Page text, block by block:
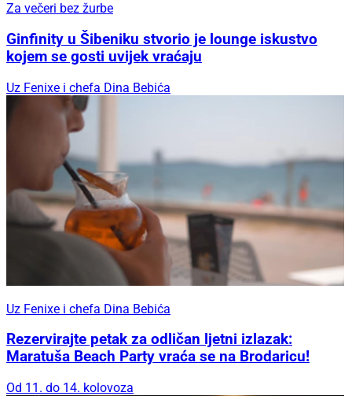
Za večeri bez žurbe
Ginfinity u Šibeniku stvorio je lounge iskustvo
kojem se gosti uvijek vraćaju
Uz Fenixe i chefa Dina Bebića
Uz Fenixe i chefa Dina Bebića
Rezervirajte petak za odličan ljetni izlazak:
Maratuša Beach Party vraća se na Brodaricu!
Od 11. do 14. kolovoza